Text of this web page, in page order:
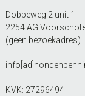
Dobbeweg 2 unit 1
2254 AG
(geen bezoekadres)
KVK: 27296494